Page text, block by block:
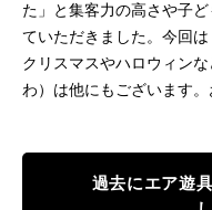
た」と集客力の高さや子
ていただきました。今回は
クリスマスやハロウィン
わ）は他にもございます
過去にエア遊